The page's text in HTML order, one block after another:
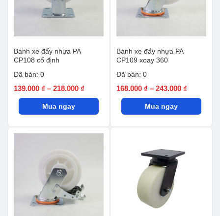
Bánh xe đẩy nhựa PA
CP108 cố định
Đã bán: 0
139.000 ₫ – 218.000 ₫
giá:
139.000 ₫
218.000 ₫
Mua ngay
Bánh xe đẩy nhựa PA
CP109 xoay 360
Đã bán: 0
168.000 ₫ – 243.000 ₫
giá:
168.000 ₫
Mua ngay